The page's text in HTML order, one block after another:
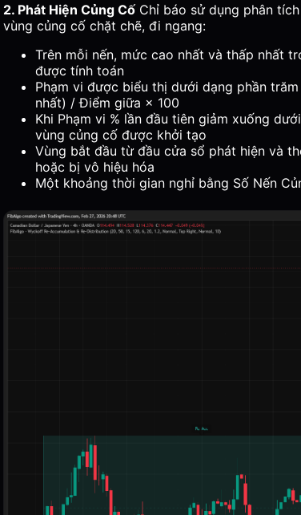
2. Phát Hiện Củng CốChỉ báo sử dụng phân
vùng củng cố chặt chẽ, đi ngang:
Trên mỗi nến, mức cao nhất và thấp nhất
được tính toán
Phạm vi được biểu thị dưới dạng phần
nhất) / Điểm giữa × 100
Khi Phạm vi % lần đầu tiên giảm xuống
vùng củng cố được khởi tạo
Vùng bắt đầu từ đầu cửa sổ phát hiện và
hoặc bị vô hiệu hóa
Một khoảng thời gian nghỉ bằng Số Nến